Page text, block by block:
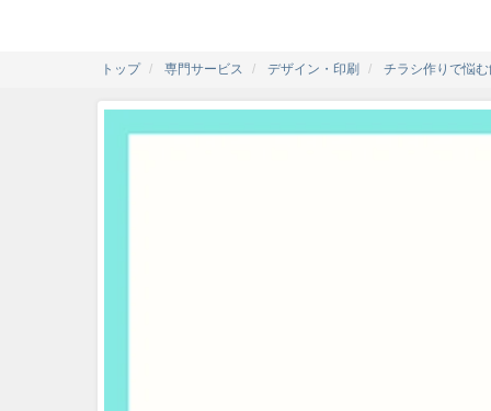
トップ 専門サービス デザイン・印刷 チラシ作りで悩